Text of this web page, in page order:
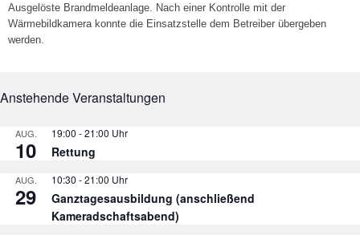
Ausgelöste Brandmeldeanlage. Nach einer Kontrolle mit der
Wärmebildkamera konnte die Einsatzstelle dem Betreiber übergeben
werden.
Anstehende Veranstaltungen
AUG.
10
19:00 -21:00
Rettung
AUG.
29
10:30 -21:00
Ganztagesausbildung (anschließend
Kameradschaftsabend)